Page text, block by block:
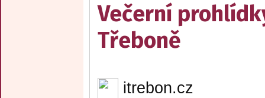
Večerní
Třeboně
itrebon.cz